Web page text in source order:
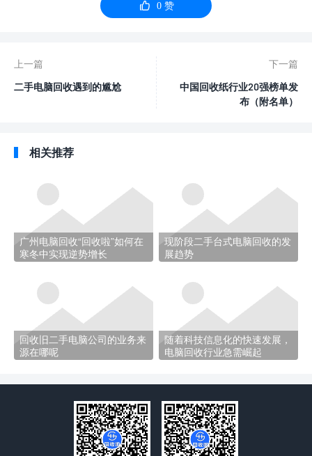
 0赞
上一篇
二手电脑回收遇到的尴尬
下一篇
中国回收纸行业20强榜单发
布（附名单）
相关推荐
广州电脑回收“回收啦”如何在
寒冬中实现逆势增长
现阶段二手台式电脑回收的发
展趋势
回收旧二手电脑公司的业务来
源在哪呢
随着科技信息化的快速发展，
电脑回收行业急需崛起